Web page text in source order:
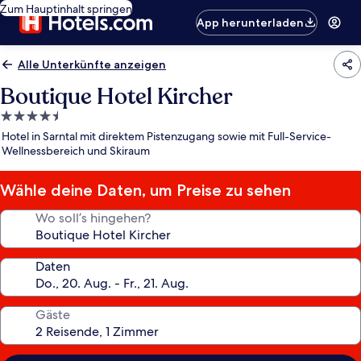
Zum Hauptinhalt springen
App herunterladen
Alle Unterkünfte anzeigen
Boutique Hotel Kircher
4.5-
Sterne-
Unterkunft
Hotel in Sarntal mit direktem Pistenzugang sowie mit Full-Service-
Wellnessbereich und Skiraum
Wähle deine Daten, um Preise zu sehen
Wo soll’s hingehen?
Daten
Gäste